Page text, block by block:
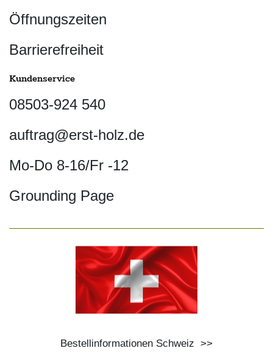
Öffnungszeiten
Barrierefreiheit
Kundenservice
08503-924 540
auftrag@erst-holz.de
Mo-Do 8-16/Fr -12
Grounding Page
Bestellinformationen Schweiz >>